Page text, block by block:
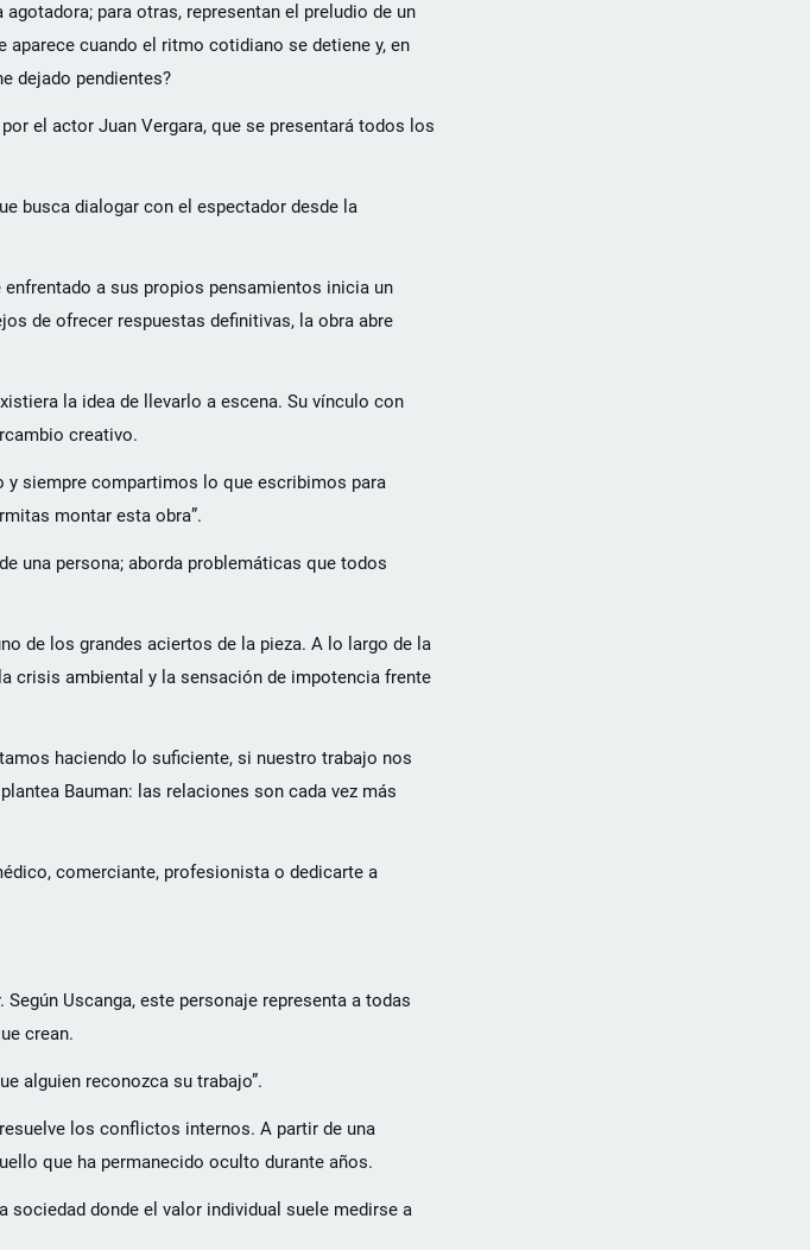
para otras, representan el preludio de un
cuando el ritmo cotidiano se detiene y, en
dejado pendientes?
el actor Juan Vergara, que se presentará todos los
busca dialogar con el espectador desde la
enfrentado a sus propios pensamientos inicia un
de ofrecer respuestas definitivas, la obra abre
la idea de llevarlo a escena. Su vínculo con
creativo.
y siempre compartimos lo que escribimos para
montar esta obra”.
una persona; aborda problemáticas que todos
de los grandes aciertos de la pieza. A lo largo de la
crisis ambiental y la sensación de impotencia frente
haciendo lo suficiente, si nuestro trabajo nos
Bauman: las relaciones son cada vez más
comerciante, profesionista o dedicarte a
Uscanga, este personaje representa a todas
crean.
alguien reconozca su trabajo”.
los conflictos internos. A partir de una
que ha permanecido oculto durante años.
sociedad donde el valor individual suele medirse a